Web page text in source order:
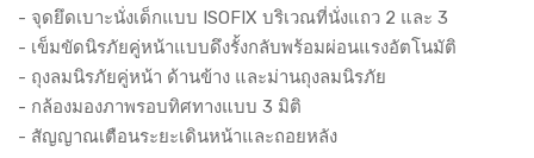
- จุดยึดเบาะนั่งเด็กแบบ ISOFIX บริเวณที่นั่งแถว 2 และ 3
- เข็มขัดนิรภัยคู่หน้าแบบดึงรั้งกลับพร้อมผ่อนแรงอัตโนมัติ
- ถุงลมนิรภัยคู่หน้า ด้านข้าง และม่านถุงลมนิรภัย
- กล้องมองภาพรอบทิศทางแบบ 3 มิติ
- สัญญาณเตือนระยะเดินหน้าและถอยหลัง